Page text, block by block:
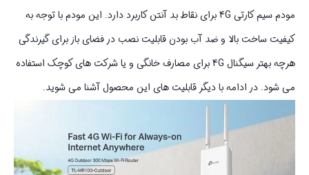
مودم سیم کارتی 4G برای نقاط بد آنتن کاربرد دارد. این مودم با توجه به
کیفیت ساخت بالا و ضد آب بودن قابلیت نصب در فضای باز برای گیرندگی
هرچه بهتر سیگنال 4G برای مصارف خانگی و یا شرکت های کوچک استفاده
می شود. در ادامه با دیگر قابلیت های این محصول آشنا می شوید.